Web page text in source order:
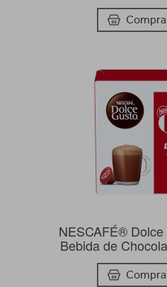
NESCAFÉ®
Bebida de